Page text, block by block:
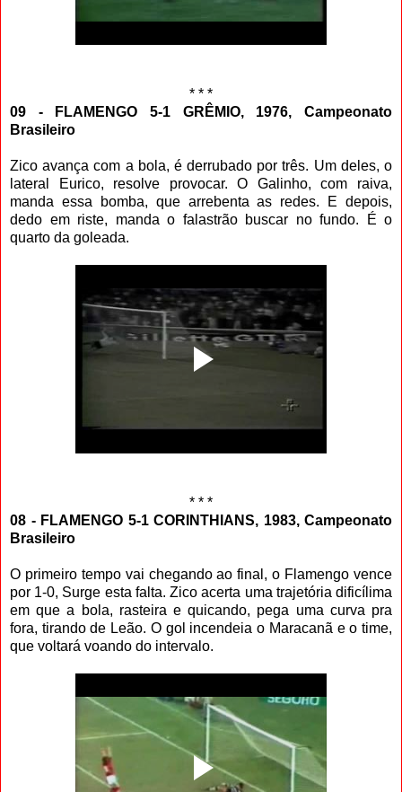
* * *
09 - FLAMENGO 5-1 GRÊMIO, 1976, Campeonato
Brasileiro
Zico avança com a bola, é derrubado por três. Um deles, o
lateral Eurico, resolve provocar. O Galinho, com raiva,
manda essa bomba, que arrebenta as redes. E depois,
dedo em riste, manda o falastrão buscar no fundo. É o
quarto da goleada.
* * *
08 - FLAMENGO 5-1 CORINTHIANS, 1983, Campeonato
Brasileiro
O primeiro tempo vai chegando ao final, o Flamengo vence
por 1-0, Surge esta falta. Zico acerta uma trajetória dificílima
em que a bola, rasteira e quicando, pega uma curva pra
fora, tirando de Leão. O gol incendeia o Maracanã e o time,
que voltará voando do intervalo.